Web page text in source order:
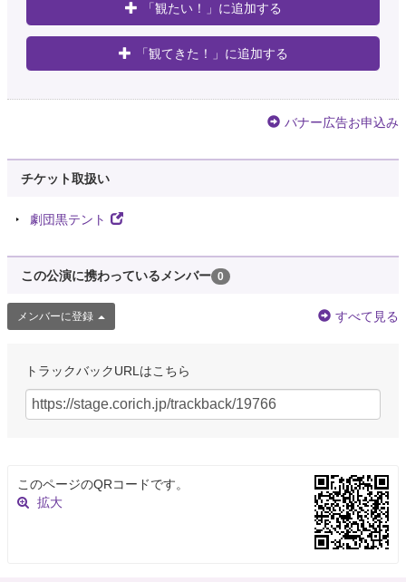
「観たい！」に追加する
「観てきた！」に追加する
バナー広告お申込み
チケット取扱い
劇団黒テント
この公演に携わっているメンバー 0
メンバーに登録 すべて見る
トラックバックURLはこちら
このページのQRコードです。
拡大